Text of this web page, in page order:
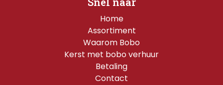
Home
Assortiment
Waarom Bobo
Kerst met bobo verhuur
Betaling
Contact